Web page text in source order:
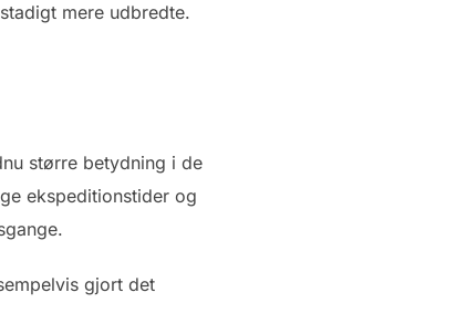
mere udbredte.
større betydning i de
ekspeditionstider og
gjort det